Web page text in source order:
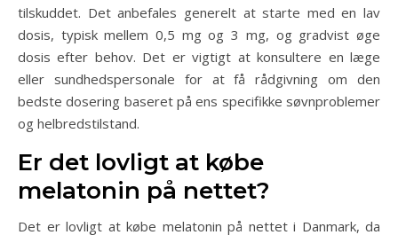
tilskuddet. Det anbefales generelt at starte med en lav
dosis, typisk mellem 0,5 mg og 3 mg, og gradvist øge
dosis efter behov. Det er vigtigt at konsultere en læge
eller sundhedspersonale for at få rådgivning om den
bedste dosering baseret på ens specifikke søvnproblemer
og helbredstilstand.
Er det lovligt at købe
melatonin på nettet?
Det er lovligt at købe melatonin på nettet i Danmark, da